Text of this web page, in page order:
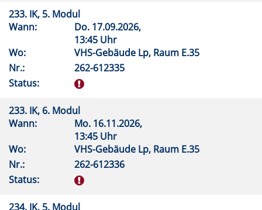
233. IK, 5. Modul
Wann:
Do. 17.09.2026,
13:45 Uhr
Wo:
VHS-Gebäude Lp, Raum E.35
Nr.:
262-612335
Status:
233. IK, 6. Modul
Wann:
Mo. 16.11.2026,
13:45 Uhr
Wo:
VHS-Gebäude Lp, Raum E.35
Nr.:
262-612336
Status:
234. IK, 5. Modul